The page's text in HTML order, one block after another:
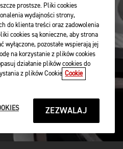
prostsze. Pliki cookies
wydajności strony,
do klienta treści oraz zadowolenia
cookies są konieczne, aby strona
wyłączone, pozostałe wspierają jej
na korzystanie z plików cookies
działanie plików cookies do
z plików Cookie Cookie
ZEZWALAJ